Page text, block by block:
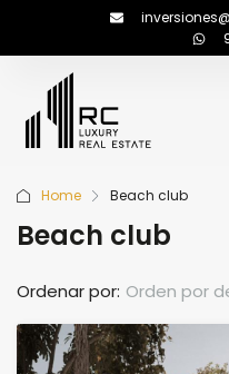
Home Beach club
Beach club
Ordenar por: Orden por